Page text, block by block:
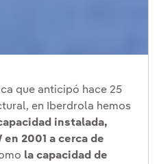
que anticipó hace 25
en Iberdrola hemos
instalada,
2001 a cerca de
la capacidad de